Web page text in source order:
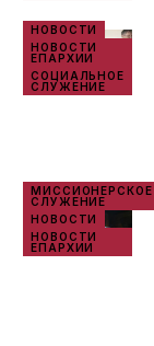
НОВОСТИ
НОВОСТИ
ЕПАРХИИ
СОЦИАЛЬНОЕ
СЛУЖЕНИЕ
МИССИОНЕРСКОЕ
СЛУЖЕНИЕ
НОВОСТИ
НОВОСТИ
ЕПАРХИИ